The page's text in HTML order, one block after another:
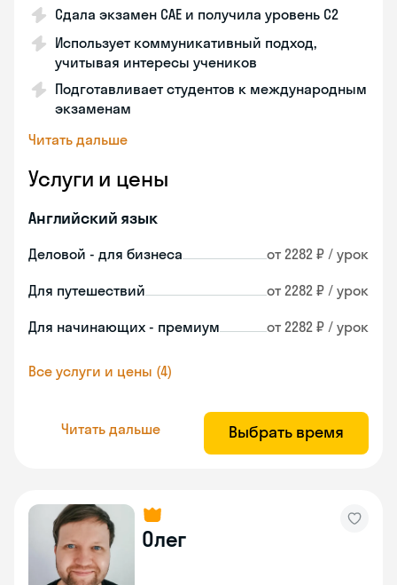
Сдала экзамен CAE и получила уровень С2
Использует коммуникативный подход,
учитывая интересы учеников
Подготавливает студентов к международным
экзаменам
Читать дальше
Услуги и цены
Английский язык
Деловой - для бизнеса от 2282 ₽ / урок
Для путешествий от 2282 ₽ / урок
Для начинающих - премиум от 2282 ₽ / урок
Все услуги и цены (4)
Читать дальше Выбрать время
Олег